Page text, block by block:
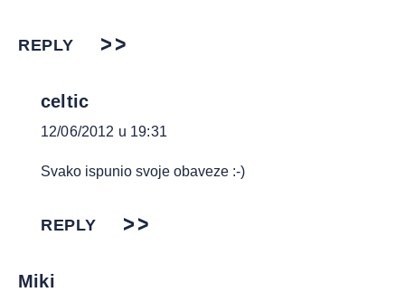
REPLY
celtic
12/06/2012 u 19:31
Svako ispunio svoje obaveze :-)
REPLY
Miki